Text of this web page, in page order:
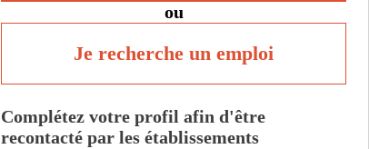
ou
Je recherche un emploi
Complétez votre profil afin d'être
recontacté par les établissements